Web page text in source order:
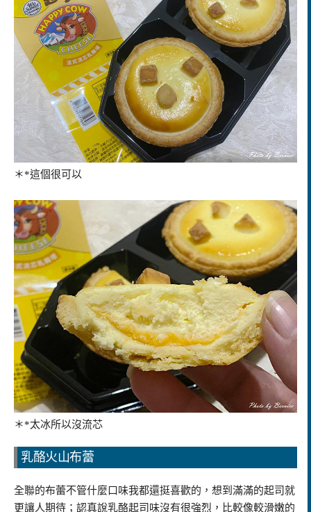
＊*這個很可以
＊*太冰所以沒流芯
乳酪火山布蕾
全聯的布蕾不管什麼口味我都還挺喜歡的，想到滿滿的起司就
更讓人期待；認真說乳酪起司味沒有很強烈，比較像較滑嫩的